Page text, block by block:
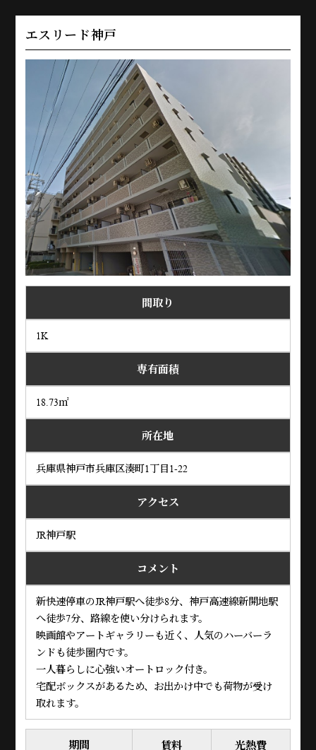
エスリード神戸
間取り
1K
専有面積
18.73㎡
所在地
兵庫県神戸市兵庫区湊町1丁目1-22
アクセス
JR神戸駅
コメント
新快速停車のJR神戸駅へ徒歩8分、神戸高速線新開地駅
へ徒歩7分、路線を使い分けられます。
映画館やアートギャラリーも近く、人気のハーバーラ
ンドも徒歩圏内です。
一人暮らしに心強いオートロック付き。
宅配ボックスがあるため、お出かけ中でも荷物が受け
取れます。
期間 賃料 光熱費